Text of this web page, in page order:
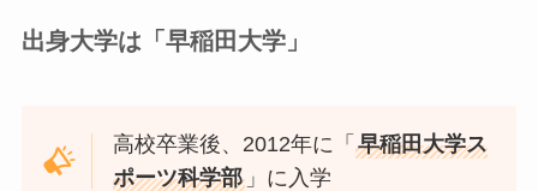
出身大学は「早稲田大学」
高校卒業後、2012年に「早稲田大学ス
ポーツ科学部 」に入学